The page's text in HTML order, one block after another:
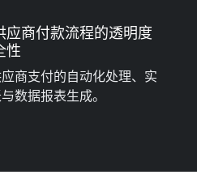
应商付款流程的透明度
性
商支付的自动化处理、实
数据报表生成。